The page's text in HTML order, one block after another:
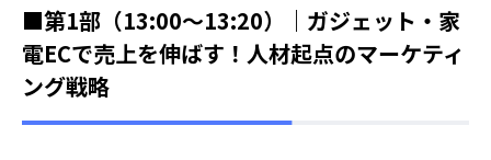
■第1部（13:00～13:20）｜ガジェット・家
電ECで売上を伸ばす！人材起点のマーケティ
ング戦略